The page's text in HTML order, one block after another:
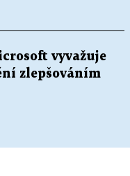
vyvažuje
zlepšováním